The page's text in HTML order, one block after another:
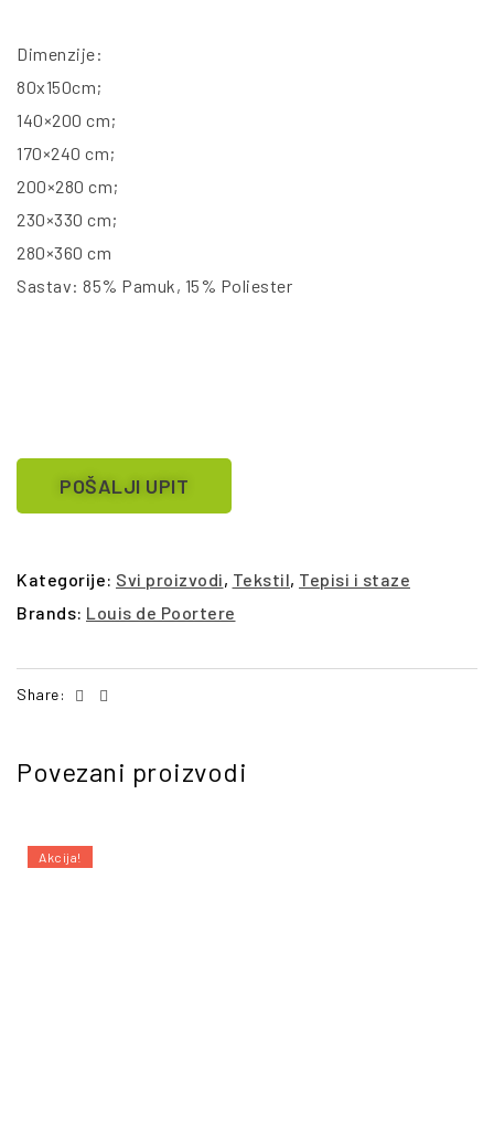
Dimenzije:
80x150cm;
140×200 cm;
170×240 cm;
200×280 cm;
230×330 cm;
280×360 cm
Sastav: 85% Pamuk, 15% Poliester
POŠALJI UPIT
Kategorije: Svi proizvodi, Tekstil, Tepisi i staze
Brands: Louis de Poortere
Share: Facebook
Povezani proizvodi
Akcija!